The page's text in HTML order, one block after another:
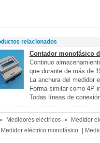
relacionados
Contador monofásico
Continuo
que durante de más de
La anchura del medidor
Forma similar como 4P
Todas líneas de
» Medidores eléctricos »
Medidor
Medidor eléctrico monofásico